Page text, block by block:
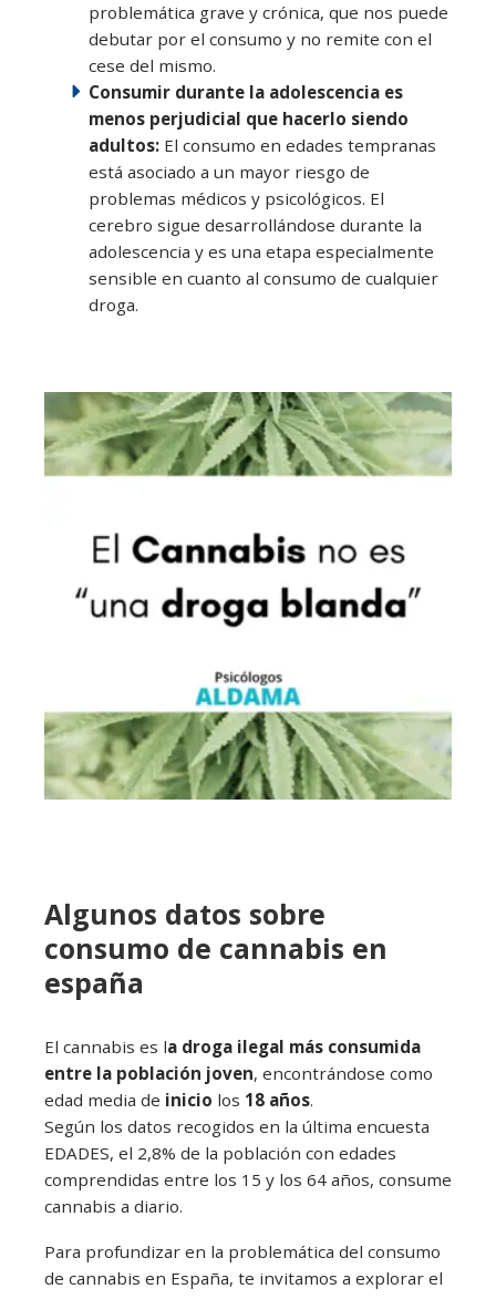
problemática grave y crónica, que nos puede
debutar por el consumo y no remite con el
cese del mismo.
Consumir durante la adolescencia es
menos perjudicial que hacerlo siendo
adultos: El consumo en edades tempranas
está asociado a un mayor riesgo de
problemas médicos y psicológicos. El
cerebro sigue desarrollándose durante la
adolescencia y es una etapa especialmente
sensible en cuanto al consumo de cualquier
droga.
Algunos datos sobre
consumo de cannabis en
españa
El cannabis es la droga ilegal más consumida
entre la población joven, encontrándose como
edad media de inicio los 18 años.
Según los datos recogidos en la última encuesta
EDADES, el 2,8% de la población con edades
comprendidas entre los 15 y los 64 años, consume
cannabis a diario.
Para profundizar en la problemática del consumo
de cannabis en España, te invitamos a explorar el